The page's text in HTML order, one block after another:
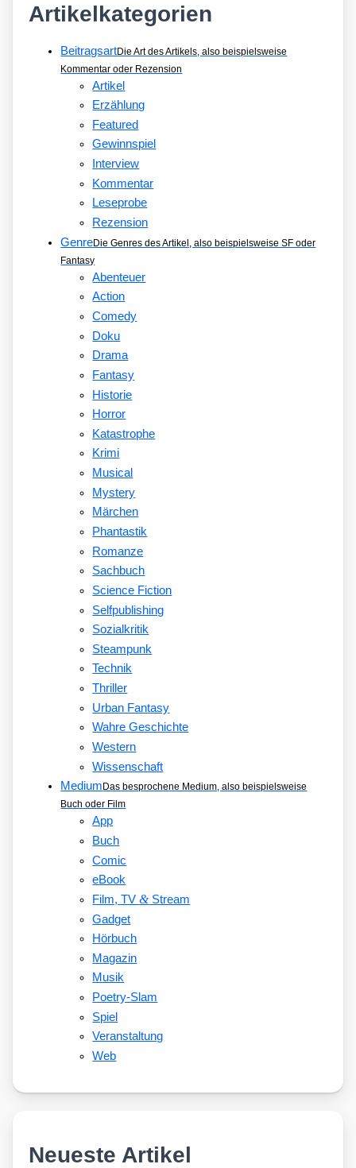
Artikelkategorien
BeitragsartDie Art des Artikels, also beispielsweise
Kommentar oder Rezension
Artikel
Erzählung
Featured
Gewinnspiel
Interview
Kommentar
Leseprobe
Rezension
GenreDie Genres des Artikel, also beispielsweise SF oder
Fantasy
Abenteuer
Action
Comedy
Doku
Drama
Fantasy
Historie
Horror
Katastrophe
Krimi
Musical
Mystery
Märchen
Phantastik
Romanze
Sachbuch
Science Fiction
Selfpublishing
Sozialkritik
Steampunk
Technik
Thriller
Urban Fantasy
Wahre Geschichte
Western
Wissenschaft
Medium Das besprochene Medium, also beispielsweise
Buch oder Film
App
Buch
Comic
eBook
Film, TV&Stream
Gadget
Hörbuch
Magazin
Musik
Poetry-Slam
Spiel
Veranstaltung
Web
Neueste Artikel